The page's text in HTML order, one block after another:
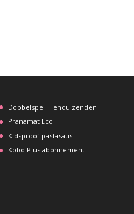
Dobbelspel Tienduizenden
Pranamat Eco
Kidsproof pastasaus
Kobo Plus abonnement